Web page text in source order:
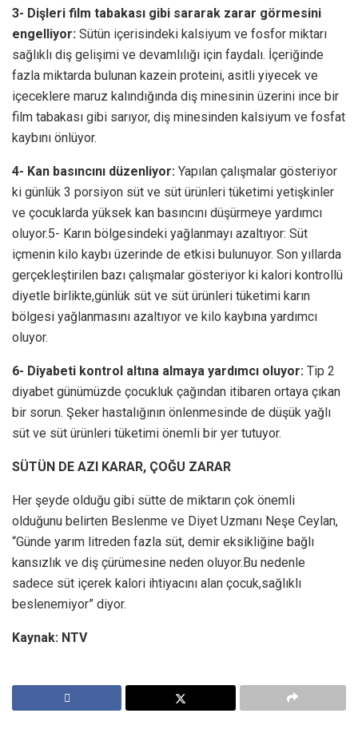
3- Dişleri film tabakası gibi sararak zarar görmesini
engelliyor: Sütün içerisindeki kalsiyum ve fosfor miktarı
sağlıklı diş gelişimi ve devamlılığı için faydalı. İçeriğinde
fazla miktarda bulunan kazein proteini, asitli yiyecek ve
içeceklere maruz kalındığında diş minesinin üzerini ince bir
film tabakası gibi sarıyor, diş minesinden kalsiyum ve fosfat
kaybını önlüyor.
4- Kan basıncını düzenliyor: Yapılan çalışmalar gösteriyor
ki günlük 3 porsiyon süt ve süt ürünleri tüketimi yetişkinler
ve çocuklarda yüksek kan basıncını düşürmeye yardımcı
oluyor.5- Karın bölgesindeki yağlanmayı azaltıyor: Süt
içmenin kilo kaybı üzerinde de etkisi bulunuyor. Son yıllarda
gerçekleştirilen bazı çalışmalar gösteriyor ki kalori kontrollü
diyetle birlikte,günlük süt ve süt ürünleri tüketimi karın
bölgesi yağlanmasını azaltıyor ve kilo kaybına yardımcı
oluyor.
6- Diyabeti kontrol altına almaya yardımcı oluyor: Tip 2
diyabet günümüzde çocukluk çağından itibaren ortaya çıkan
bir sorun. Şeker hastalığının önlenmesinde de düşük yağlı
süt ve süt ürünleri tüketimi önemli bir yer tutuyor.
SÜTÜN DE AZI KARAR, ÇOĞU ZARAR
Her şeyde olduğu gibi sütte de miktarın çok önemli
olduğunu belirten Beslenme ve Diyet Uzmanı Neşe Ceylan,
“Günde yarım litreden fazla süt, demir eksikliğine bağlı
kansızlık ve diş çürümesine neden oluyor.Bu nedenle
sadece süt içerek kalori ihtiyacını alan çocuk,sağlıklı
beslenemiyor” diyor.
Kaynak: NTV